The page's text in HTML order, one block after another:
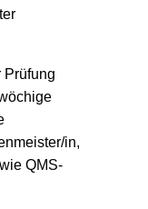
Prüfung
in,
QMS-